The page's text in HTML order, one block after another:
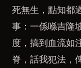
死無生，點知都
事：一係喺吉隆
度，搞到血流如
脊，話我犯法，